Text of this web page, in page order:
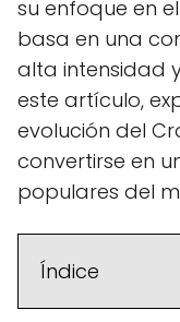
su enfoque en
basa en una
alta intensidad
este artículo,
evolución del
convertirse en
populares del
Índice